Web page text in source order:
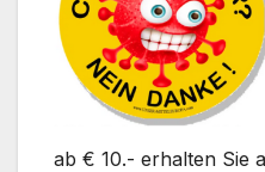
ab € 10.- erhalten Sie